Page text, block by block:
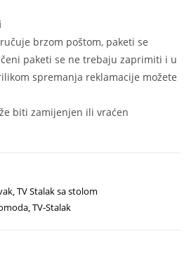
brzom poštom, paketi se
paketi se ne trebaju zaprimiti i u
spremanja reklamacije možete
biti zamijenjen ili vraćen
,TV Stalak sa stolom
,TV-Stalak